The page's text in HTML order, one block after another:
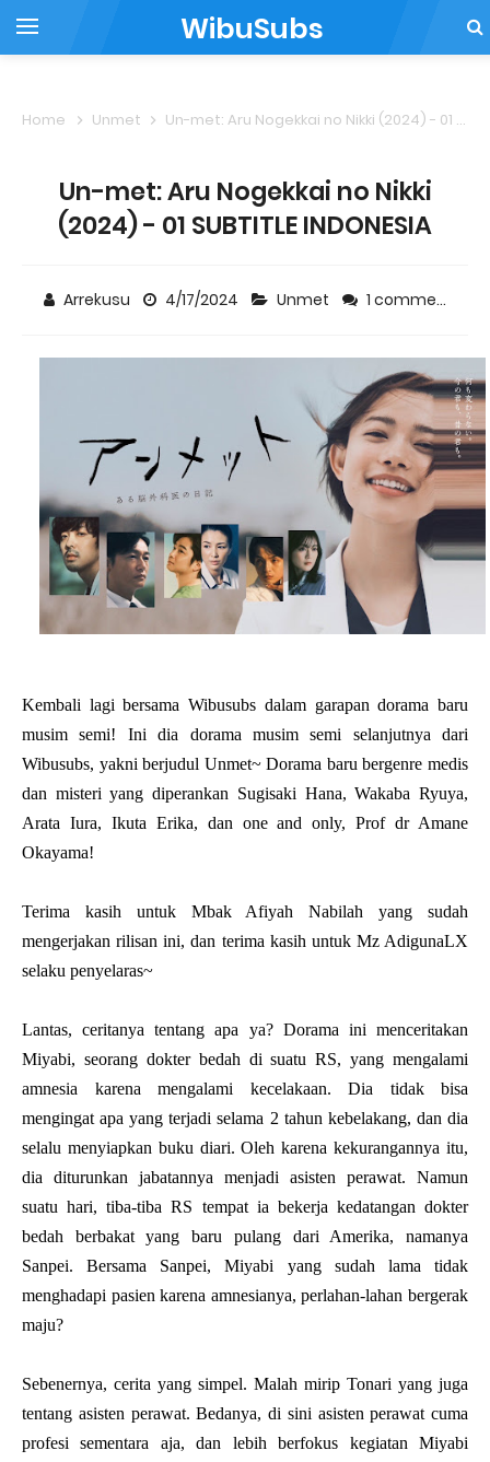
WibuSubs
Home Unmet Un-met: Aru Nogekkai no Nikki (2024) - 01 SUBTITLE INDONESIA
Un-met: Aru Nogekkai no Nikki
(2024) - 01 SUBTITLE INDONESIA
Arrekusu 4/17/2024 Unmet 1 comment
Kembali lagi bersama Wibusubs dalam garapan dorama baru
musim semi! Ini dia dorama musim semi selanjutnya dari
Wibusubs, yakni berjudul Unmet~ Dorama baru bergenre medis
dan misteri yang diperankan Sugisaki Hana, Wakaba Ryuya,
Arata Iura, Ikuta Erika, dan one and only, Prof dr Amane
Okayama!
Terima kasih untuk Mbak Afiyah Nabilah yang sudah
mengerjakan rilisan ini, dan terima kasih untuk Mz AdigunaLX
selaku penyelaras~
Lantas, ceritanya tentang apa ya? Dorama ini menceritakan
Miyabi, seorang dokter bedah di suatu RS, yang mengalami
amnesia karena mengalami kecelakaan. Dia tidak bisa
mengingat apa yang terjadi selama 2 tahun kebelakang, dan dia
selalu menyiapkan buku diari. Oleh karena kekurangannya itu,
dia diturunkan jabatannya menjadi asisten perawat. Namun
suatu hari, tiba-tiba RS tempat ia bekerja kedatangan dokter
bedah berbakat yang baru pulang dari Amerika, namanya
Sanpei. Bersama Sanpei, Miyabi yang sudah lama tidak
menghadapi pasien karena amnesianya, perlahan-lahan bergerak
maju?
Sebenernya, cerita yang simpel. Malah mirip Tonari yang juga
tentang asisten perawat. Bedanya, di sini asisten perawat cuma
profesi sementara aja, dan lebih berfokus kegiatan Miyabi